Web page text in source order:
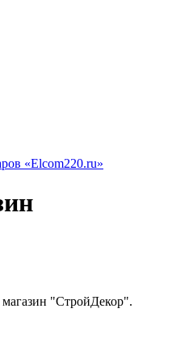
"СтройДекор".